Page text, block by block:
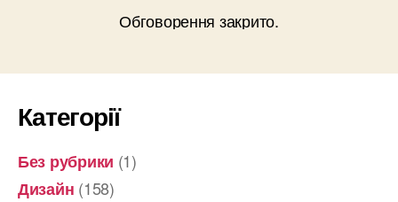
Обговорення закрито.
Категорії
Без рубрики (1)
Дизайн (158)